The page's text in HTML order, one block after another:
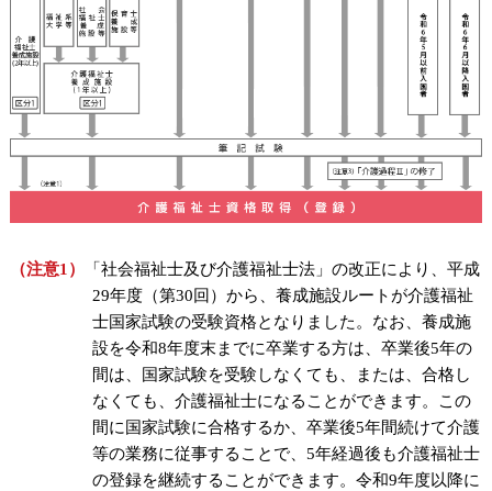
（注意1）
「社会福祉士及び介護福祉士法」の改正により、平成
29年度（第30回）から、養成施設ルートが介護福祉
士国家試験の受験資格となりました。なお、養成施
設を令和8年度末までに卒業する方は、卒業後5年の
間は、国家試験を受験しなくても、または、合格し
なくても、介護福祉士になることができます。この
間に国家試験に合格するか、卒業後5年間続けて介護
等の業務に従事することで、5年経過後も介護福祉士
の登録を継続することができます。令和9年度以降に